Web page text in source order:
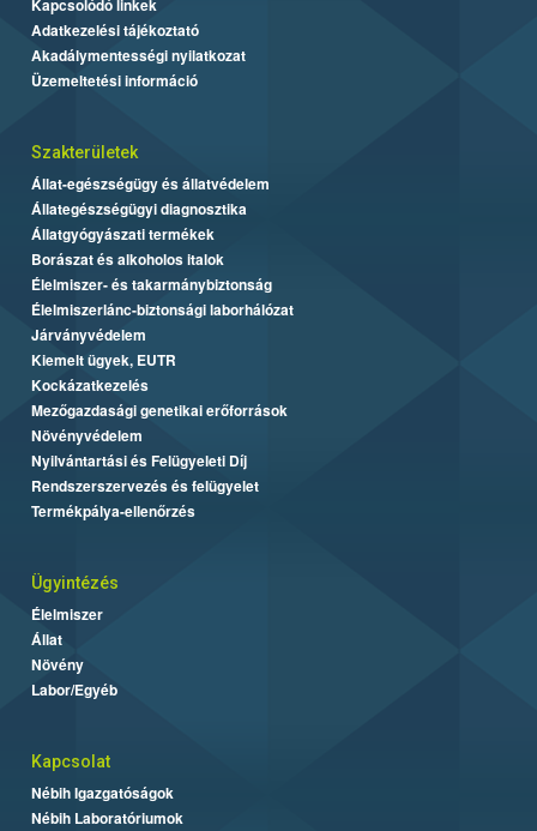
Kapcsolódó linkek
Adatkezelési tájékoztató
Akadálymentességi nyilatkozat
Üzemeltetési információ
Szakterületek
Állat-egészségügy és állatvédelem
Állategészségügyi diagnosztika
Állatgyógyászati termékek
Borászat és alkoholos italok
Élelmiszer- és takarmánybiztonság
Élelmiszerlánc-biztonsági laborhálózat
Járványvédelem
Kiemelt ügyek, EUTR
Kockázatkezelés
Mezőgazdasági genetikai erőforrások
Növényvédelem
Nyilvántartási és Felügyeleti Díj
Rendszerszervezés és felügyelet
Termékpálya-ellenőrzés
Ügyintézés
Élelmiszer
Állat
Növény
Labor/Egyéb
Kapcsolat
Nébih Igazgatóságok
Nébih Laboratóriumok